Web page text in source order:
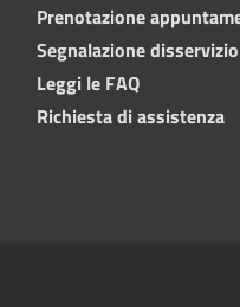
Prenotazione
Segnalazione disservizio
Leggi le FAQ
Richiesta di assistenza